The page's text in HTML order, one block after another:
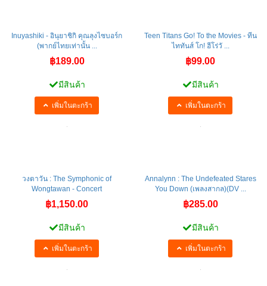
Inuyashiki - อินุยาชิกิ คุณลุงไซบอร์ก
(พากย์ไทยเท่านั้น ...
฿189.00
มีสินค้า
เพิ่มในตะกร้า
Teen Titans Go! To the Movies - ทีน
ไททันส์ โก! ฮีโร่วั ...
฿99.00
มีสินค้า
เพิ่มในตะกร้า
วงตาวัน : The Symphonic of
Wongtawan - Concert
฿1,150.00
มีสินค้า
เพิ่มในตะกร้า
Annalynn : The Undefeated Stares
You Down (เพลงสากล)(DV ...
฿285.00
มีสินค้า
เพิ่มในตะกร้า